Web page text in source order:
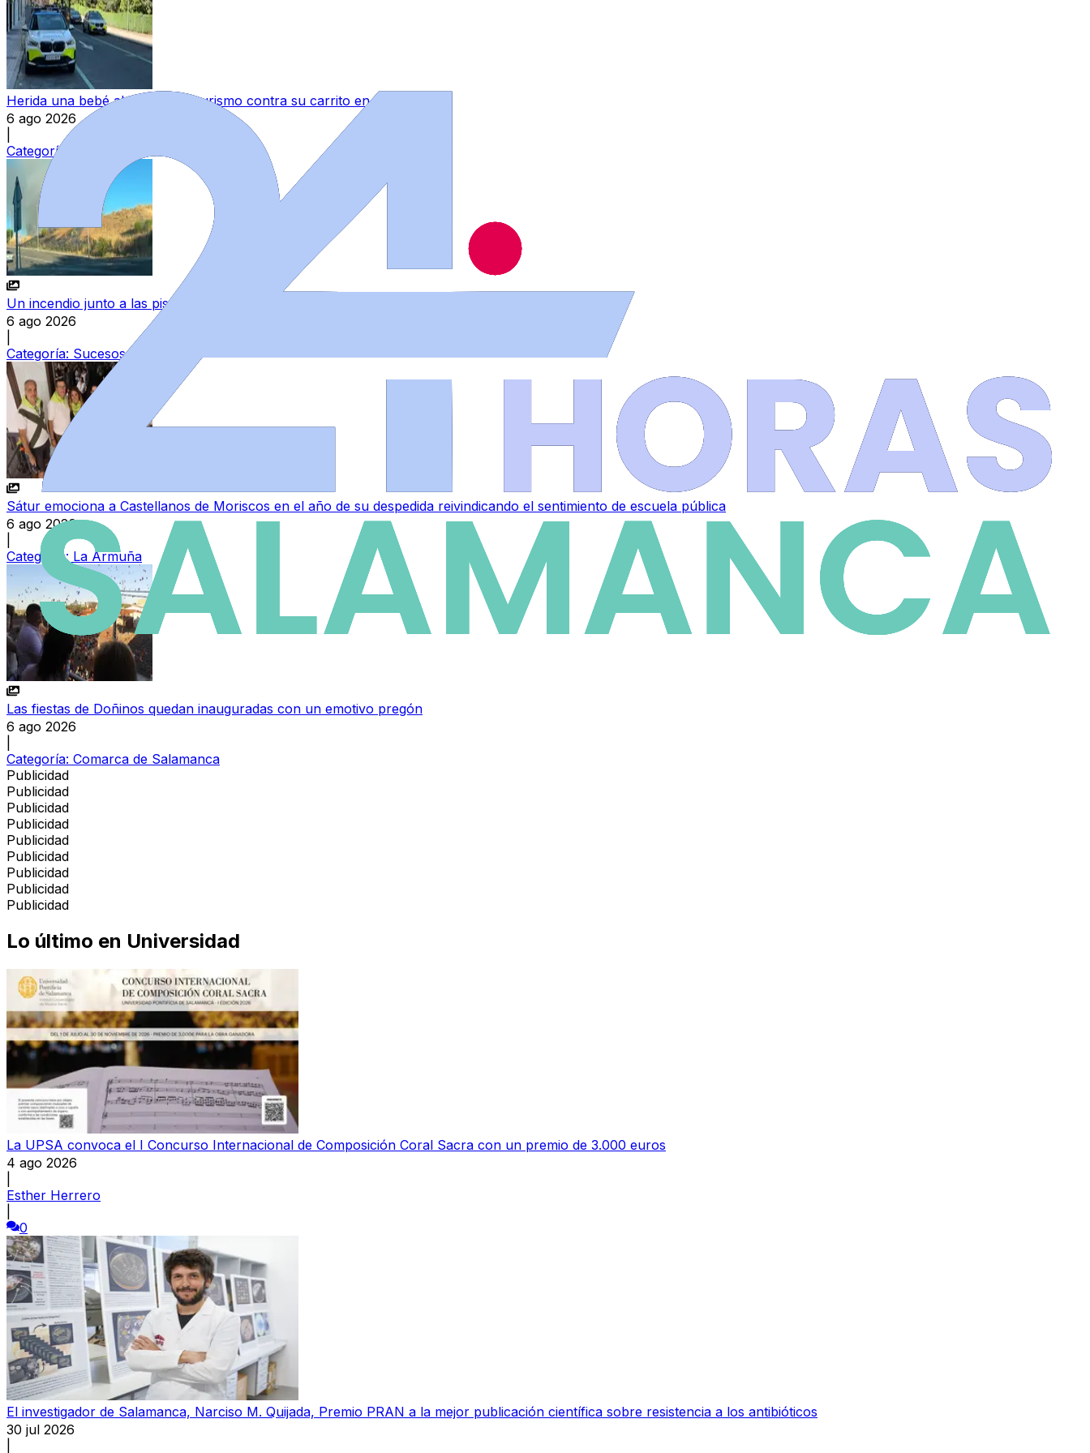
Herida una bebé al chocar un turismo contra su carrito en Salamanca
6 ago 2026
Categoría:
Un incendio junto a las piscinas de Villamayor moviliza a los bomberos
6 ago 2026
Categoría: Sucesos
Sátur emociona a Castellanos de Moriscos en el año de su despedida reivindicando el sentimiento de escuela pública
6 ago 2026
Categoría: La Armuña
Las fiestas de Doñinos quedan inauguradas con un emotivo pregón
6 ago 2026
Categoría: Comarca de Salamanca
Publicidad
Publicidad
Publicidad
Publicidad
Publicidad
Publicidad
Publicidad
Publicidad
Publicidad
Lo último en Universidad
La UPSA convoca el I Concurso Internacional de Composición Coral Sacra con un premio de 3.000 euros
4 ago 2026
Esther Herrero
0
El investigador de Salamanca, Narciso M. Quijada, Premio PRAN a la mejor publicación científica sobre resistencia a los antibióticos
30 jul 2026